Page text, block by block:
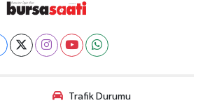
Trafik Durumu